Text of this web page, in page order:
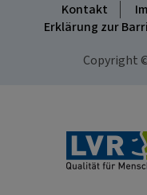
Kontakt
Erklärung zur
Copyright